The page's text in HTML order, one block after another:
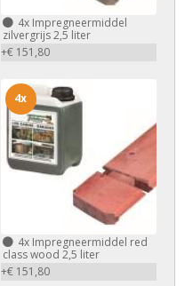
4xImpregneermiddel
zilvergrijs 2,5 liter
+€ 151,80
4xImpregneermiddel red
class wood 2,5 liter
+€ 151,80
4x